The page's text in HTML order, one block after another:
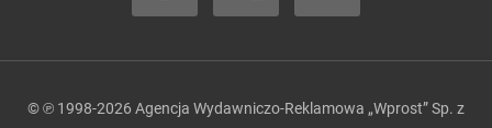
© ℗ 1998-2026 Agencja Wydawniczo-Reklamowa „Wprost” Sp. z